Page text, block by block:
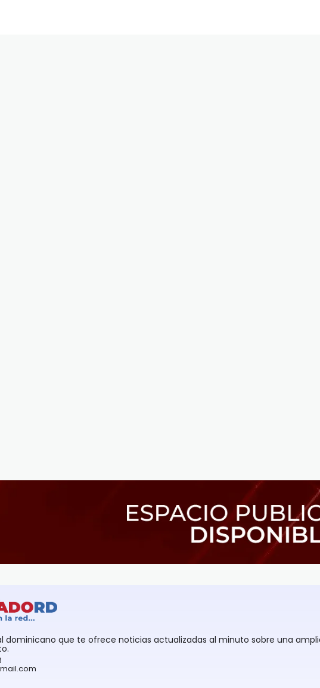
dominicano que te ofrece noticias actualizadas al minuto sobre una